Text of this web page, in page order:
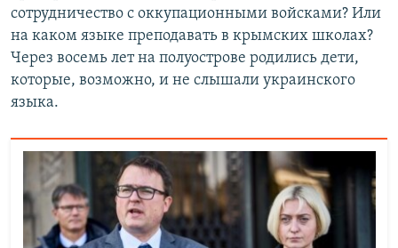
сотрудничество с оккупационными войсками? Или
на каком языке преподавать в крымских школах?
Через восемь лет на полуострове родились дети,
которые, возможно, и не слышали украинского
языка.